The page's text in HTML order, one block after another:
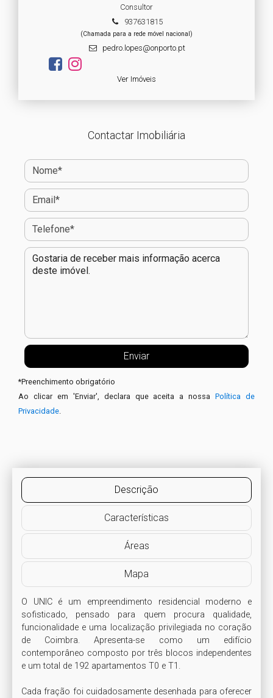
Consultor
937631815
(Chamada para a rede móvel nacional)
pedro.lopes@onporto.pt
Ver Imóveis
Contactar Imobiliária
*Preenchimento obrigatório
Ao clicar em 'Enviar', declara que aceita a nossaPolítica de
Privacidade
Descrição
Características
Áreas
Mapa
O UNIC é um empreendimento residencial moderno e
sofisticado, pensado para quem procura qualidade,
funcionalidade e uma localização privilegiada no coração
de Coimbra. Apresenta-se como um edifício
contemporâneo composto por três blocos independentes
e um total de 192 apartamentos T0 e T1.
Cada fração foi cuidadosamente desenhada para oferecer